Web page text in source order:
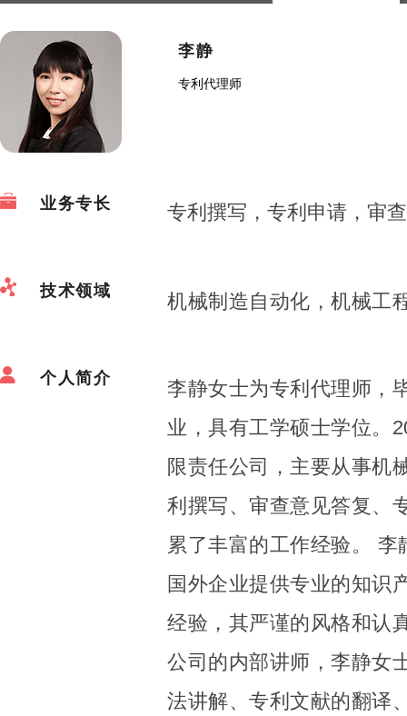
李静
专利代理师
业务专长 专利撰写，专利申请，审
技术领域 机械制造自动化，机械工
个人简介
李静女士为专利代理师，
业，具有工学硕士学位。
限责任公司，主要从事机
利撰写、审查意见答复、
累了丰富的工作经验。
国外企业提供专业的知识
经验，其严谨的风格和认
公司的内部讲师，李静女
法讲解、专利文献的翻译